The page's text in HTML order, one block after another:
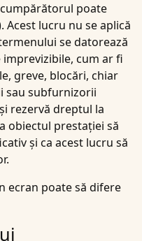
poate
Acest lucru nu se aplică
se datorează
cum ar fi
greve, blocări, chiar
sau subfurnizorii
rezervă dreptul la
obiectul prestației să
și ca acest lucru să
ecran poate să difere